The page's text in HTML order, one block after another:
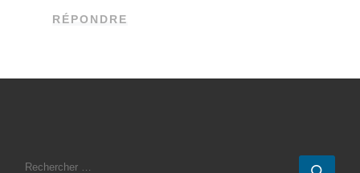
RÉPONDRE
RECHERCHER